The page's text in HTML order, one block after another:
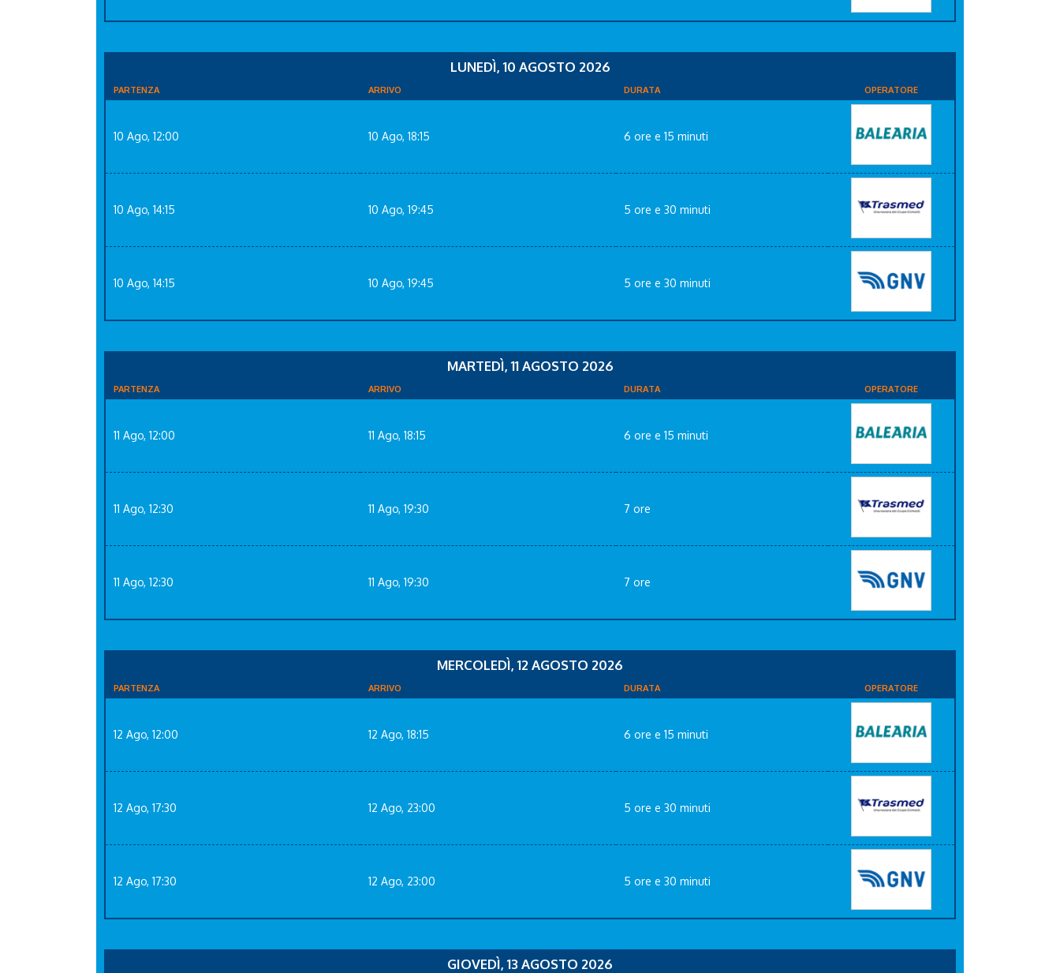
LUNEDÌ, 10 AGOSTO 2026
PARTENZA ARRIVO DURATA OPERATORE
10 Ago, 12:00 10 Ago, 18:15 6 ore e 15 minuti
10 Ago, 14:15 10 Ago, 19:45 5 ore e 30 minuti
10 Ago, 14:15 10 Ago, 19:45 5 ore e 30 minuti
MARTEDÌ, 11 AGOSTO 2026
PARTENZA ARRIVO DURATA OPERATORE
11 Ago, 12:00 11 Ago, 18:15 6 ore e 15 minuti
11 Ago, 12:30 11 Ago, 19:30 7 ore
11 Ago, 12:30 11 Ago, 19:30 7 ore
MERCOLEDÌ, 12 AGOSTO 2026
PARTENZA ARRIVO DURATA OPERATORE
12 Ago, 12:00 12 Ago, 18:15 6 ore e 15 minuti
12 Ago, 17:30 12 Ago, 23:00 5 ore e 30 minuti
12 Ago, 17:30 12 Ago, 23:00 5 ore e 30 minuti
GIOVEDÌ, 13 AGOSTO 2026